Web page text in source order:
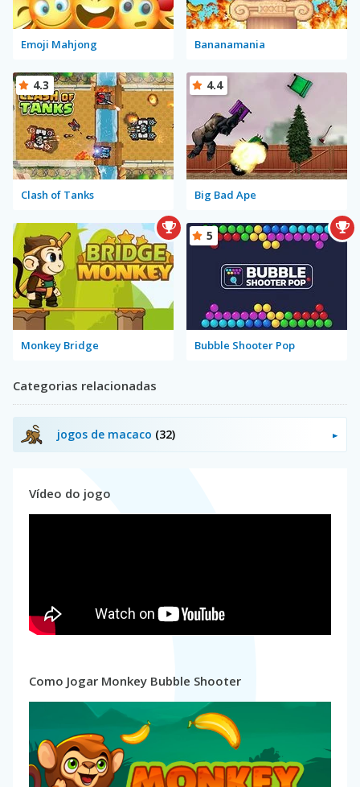
Emoji Mahjong Bananamania
Clash of Tanks
4.3
Big Bad Ape
4.4
Monkey Bridge Bubble Shooter Pop
5
Categorias relacionadas
jogos de macaco (32)
Vídeo do jogo
Como Jogar Monkey Bubble Shooter